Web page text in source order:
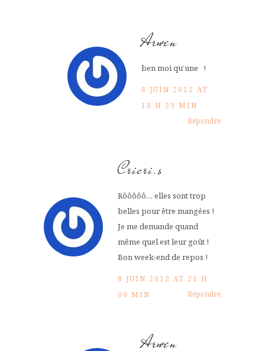
Arwen
ben moi qu’une !
8 JUIN 2012 AT
18 H 39 MIN
Répondre
Cricri.s
Rôôôôô… elles sont trop
belles pour être mangées !
Je me demande quand
même quel est leur goût !
Bon week-end de repos !
8 JUIN 2012 AT 21 H
00 MIN
Répondre
Arwen